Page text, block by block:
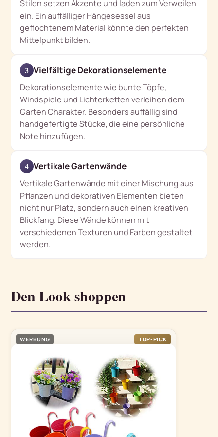
Stilen setzen Akzente und laden zum Verweilen
ein. Ein auffälliger Hängesessel aus
geflochtenem Material könnte den perfekten
Mittelpunkt bilden.
3 Vielfältige Dekorationselemente
Dekorationselemente wie bunte Töpfe,
Windspiele und Lichterketten verleihen dem
Garten Charakter. Besonders auffällig sind
handgefertigte Stücke, die eine persönliche
Note hinzufügen.
4 Vertikale Gartenwände
Vertikale Gartenwände mit einer Mischung aus
Pflanzen und dekorativen Elementen bieten
nicht nur Platz, sondern auch einen kreativen
Blickfang. Diese Wände können mit
verschiedenen Texturen und Farben gestaltet
werden.
Den Look shoppen
WERBUNG TOP-PICK